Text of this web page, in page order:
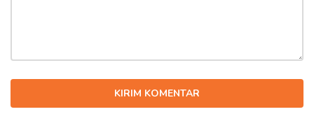
KIRIM KOMENTAR